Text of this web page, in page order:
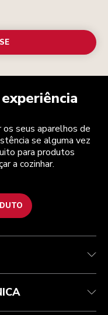
seus aparelhos de
se alguma vez
para produtos
a cozinhar.